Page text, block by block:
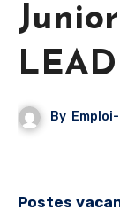
By
Postes